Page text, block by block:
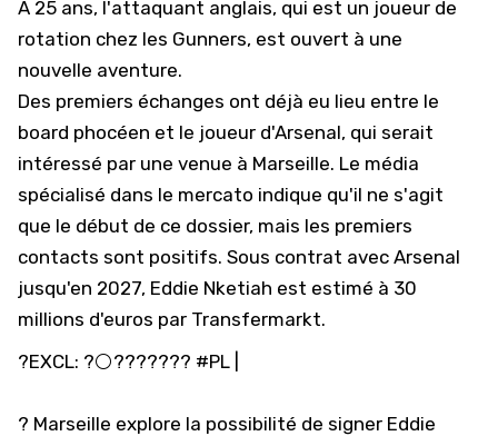
A 25 ans, l'attaquant anglais, qui est un joueur de
rotation chez les Gunners, est ouvert à une
nouvelle aventure.
Des premiers échanges ont déjà eu lieu entre le
board phocéen et le joueur d'Arsenal, qui serait
intéressé par une venue à Marseille. Le média
spécialisé dans le mercato indique qu'il ne s'agit
que le début de ce dossier, mais les premiers
contacts sont positifs. Sous contrat avec Arsenal
jusqu'en 2027, Eddie Nketiah est estimé à 30
millions d'euros par Transfermarkt.
?EXCL: ?⚪️??????? #PL
? Marseille explore la possibilité de signer Eddie